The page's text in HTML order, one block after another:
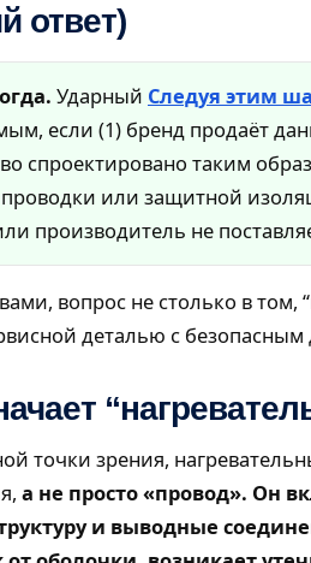
ответ)
Ударный Следуя этим
если (1) бренд продаёт
спроектировано таким
проводки или защитной
производитель не
вопрос не столько в том,
деталью с безопасным
точки зрения,
а не просто «провод». Он
и выводные